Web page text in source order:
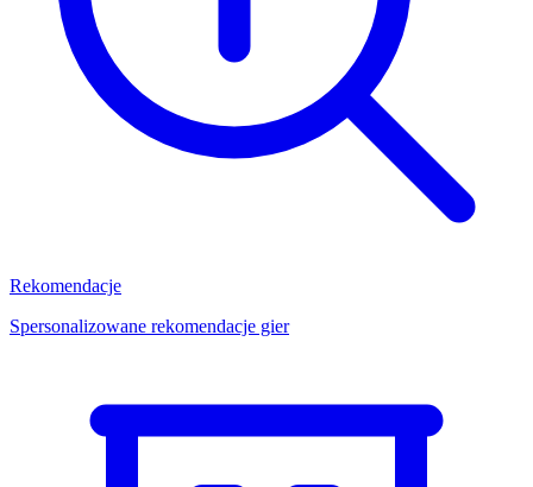
Rekomendacje
Spersonalizowane rekomendacje gier